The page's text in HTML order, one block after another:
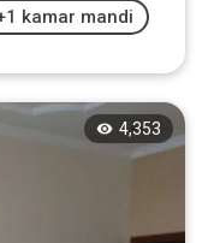
kamar mandi
4,353